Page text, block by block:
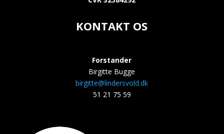
KONTAKT OS
Forstander
Birgitte Bugge
birgitte@lindersvold.dk
51 21 75 59